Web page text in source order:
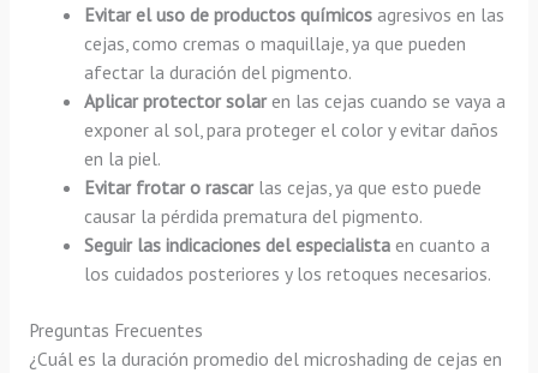
Evitar el uso de productos químicos agresivos en las
cejas, como cremas o maquillaje, ya que pueden
afectar la duración del pigmento.
Aplicar protector solaren las cejas cuando se vaya a
exponer al sol, para proteger el color y evitar daños
en la piel.
Evitar frotar o rascarlas cejas, ya que esto puede
causar la pérdida prematura del pigmento.
Seguir las indicaciones del especialista en cuanto a
los cuidados posteriores y los retoques necesarios.
Preguntas Frecuentes
¿Cuál es la duración promedio del microshading de cejas en